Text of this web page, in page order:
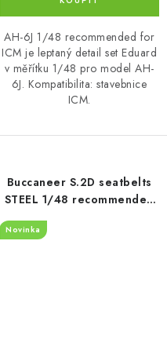
AH-6J 1/48 recommended for
ICM je leptaný detail set Eduard
v měřítku 1/48 pro model AH-
6J. Kompatibilita: stavebnice
ICM.
Buccaneer S.2D seatbelts
STEEL 1/48 recommended
for TRUMPETER
Novinka